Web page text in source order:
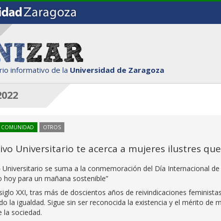
informativo de la Universidad de Zaragoza
COMUNIDAD OTROS
Universitario te acerca a mujeres ilustres
Universitario se suma a la conmemoración del Día Internacional
hoy para un mañana sostenible”
XXI, tras más de doscientos años de reivindicaciones
la igualdad. Sigue sin ser reconocida la existencia y el mérito de
la sociedad.